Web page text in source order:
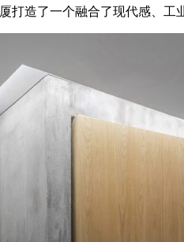
造了一个融合了现代感、